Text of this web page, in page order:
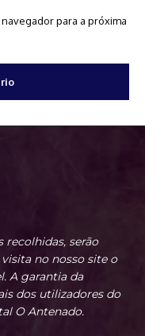
para a próxima
recolhidas, serão
no nosso site o
A garantia da
dos utilizadores do
O Antenado.